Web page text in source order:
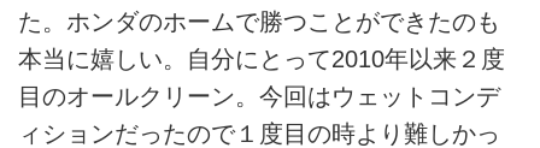
た。ホンダのホームで勝つことができたのも
本当に嬉しい。自分にとって2010年以来２度
目のオールクリーン。今回はウェットコンデ
ィションだったので１度目の時より難しかっ